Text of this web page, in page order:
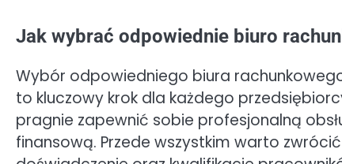
Jak wybrać odpowiednie biuro
Wybór odpowiedniego biura
to kluczowy krok dla każdego
pragnie zapewnić sobie profesjonalną
finansową. Przede wszystkim warto